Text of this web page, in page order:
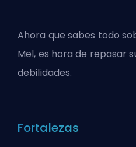
Ahora que sabes todo
Mel, es hora de repasar
debilidades.
Fortalezas